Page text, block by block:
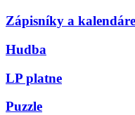
Zápisníky a kalendáre
Hudba
LP platne
Puzzle